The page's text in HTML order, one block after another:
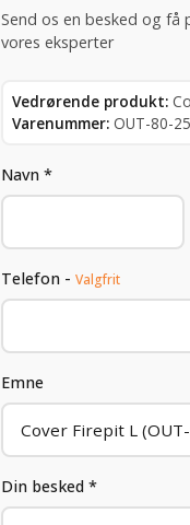
Send os en besked og få
vores eksperter
Vedrørende produkt:
Varenummer: OUT-80-
Navn *
Telefon - Valgfrit
Emne
Din besked *